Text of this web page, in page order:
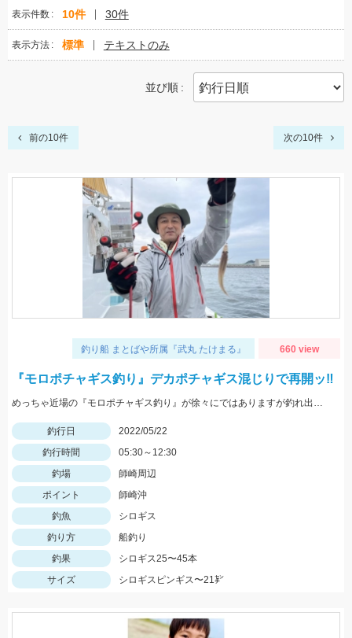
表示件数 10件 30件
表示方法 標準 テキストのみ
並び順
前の10件 次の10件
釣り船 まとばや所属『武丸 たけまる』 660 view
『モロポチャギス釣り』デカポチャギス混じりで再開ッ‼︎
めっちゃ近場の『モロポチャギス釣り』が徐々にではありますが釣れ出して来てますよッ(*⁰▿⁰*)
釣行日
2022/05/22
釣行時間
05:30～12:30
釣場
師崎周辺
ポイント
師崎沖
釣魚
シロギス
釣り方
船釣り
釣果
シロギス25〜45本
サイズ
シロギスピンギス〜21㌢